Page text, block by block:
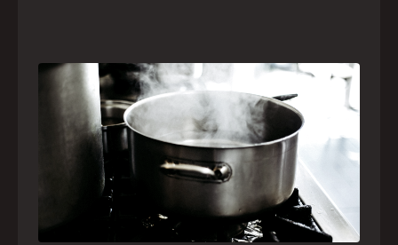
Frio leva brasileiros a improvisar para se
aquecer e aumenta risco de queimaduras
dentro de casa
O inverno chegou e, com ele, práticas perigosas
para espantar o frio voltam a ser comuns. Saiba
quais são os riscos e como agir em caso de